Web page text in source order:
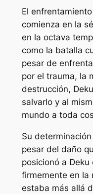
El
comienza en la
en la octava
como la batalla
pesar de
por el trauma, la
destrucción,
salvarlo y al
mundo a toda
Su
pesar del daño
posicionó a
firmemente en la
estaba más allá